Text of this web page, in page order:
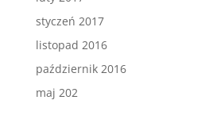
styczeń 2017
listopad 2016
październik 2016
maj 202